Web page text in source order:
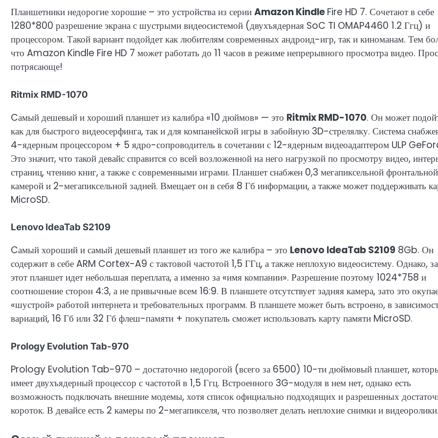
Планшетники недорогие хорошие – это устройства из серииAmazon KindleFire HD 7. Сочетают в себе
1280*800 разрешение экрана с шустрыми видеосистемой (двухъядерная SoC TI OMAP4460 1.2 Ггц) и
процессором. Такой вариант подойдет как любителям современных андроид-игр, так и киноманам. Тем
что Amazon Kindle Fire HD 7 может работать до 11 часов в режиме непрерывного просмотра видео.
потрясающе!
Ritmix RMD-1070
Cамый дешевый и хороший планшет из калибра «10 дюймов» — это Ritmix RMD-1070. Он может
как для быстрого видеосерфинга, так и для компанейской игры в забойную 3D-стрелялку. Система
4-ядерным процессором + 5 ядро-сопроводитель в сочетании с 12-ядерным видеоадаптером ULP
Это значит, что такой девайс справится со всей возложенной на него нагрузкой по просмотру видео,
страниц, чтению книг, а также с современными играми. Планшет снабжен 0,3 мегапиксельной фронтальной
камерой и 2-мегапиксельной задней. Вмещает он в себя 8 Гб информации, а также может поддерживать
MicroSD.
Lenovo IdeaTab S2109
Cамый хороший и самый дешевый планшет из того же калибра – это Lenovo IdeaTab S2109 8Gb. Он
содержит в себе ARM Cortex-A9 с тактовой частотой 1,5 ГГц, а также неплохую видеосистему. Однако, за
этот планшет идет небольшая переплата, а именно за «имя компании». Разрешение поэтому 1024*758 и
соотношение сторон 4:3, а не привычные всем 16:9. В планшете отсутствует задняя камера, зато это
«шустрой» работой интернета и требовательных программ. В планшете может быть встроено, в
вариаций, 16 Гб или 32 Гб флеш-памяти + покупатель сможет использовать карту памяти MicroSD.
Prology Evolution Tab-970
Prology Evolution Tab-970 – достаточно недорогой (всего за 6500) 10-ти дюймовый планшет,
имеет двухъядерный процессор с частотой в 1,5 Ггц. Встроенного 3G-модуля в нем нет, однако есть
возможность подключать внешние модемы, хотя список официально подходящих и разрешенных
короток. В девайсе есть 2 камеры по 2-мегапикселя, что позволяет делать неплохие снимки и видеоролики.